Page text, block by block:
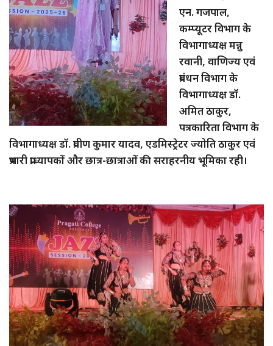
एन. गजपाल,
कम्प्यूटर विभाग के
विभागाध्यक्ष मन्नु
रवानी, वाणिज्य एवं
प्रबंधन विभाग के
विभागाध्यक्ष डॉ.
अमित ठाकुर,
पत्रकारिता विभाग के
विभागाध्यक्ष डॉ. प्रवीण कुमार यादव, एडमिस्ट्रेटर ज्योति ठाकुर एवं
प्रभारी प्राध्यापकों और छात्र-छात्राओं की सराहरनीय भूमिका रही।